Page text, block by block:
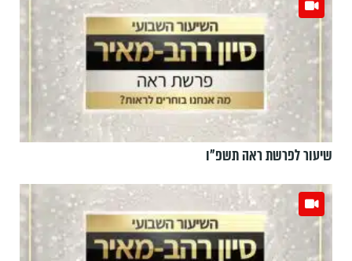
שיעור לפרשת ראה תשפ"ו